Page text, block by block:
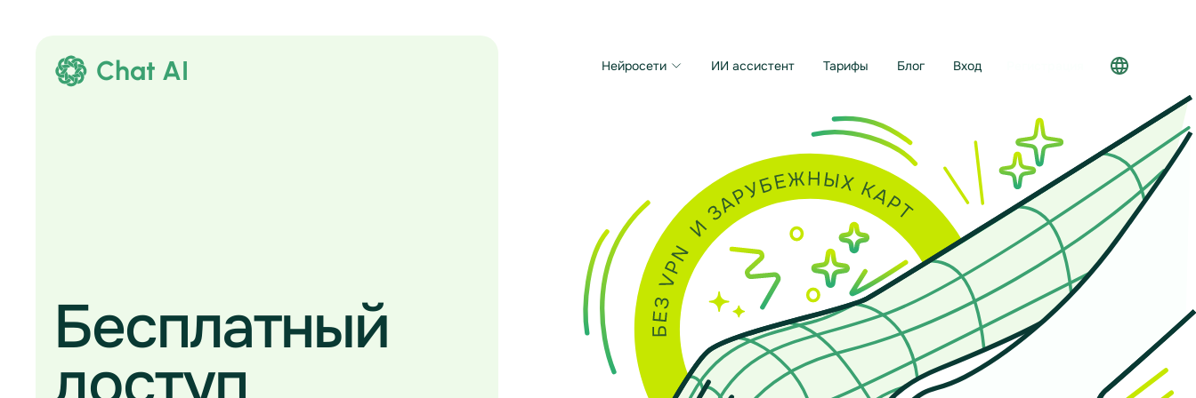
Chat AI
Бесплатный
Нейросети ИИ ассистент Тарифы Блог Вход